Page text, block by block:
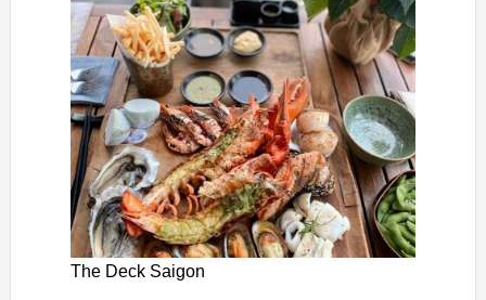
The Deck Saigon